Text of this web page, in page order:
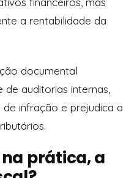
a rentabilidade da
documental
auditorias internas,
infração e prejudica a
prática, a